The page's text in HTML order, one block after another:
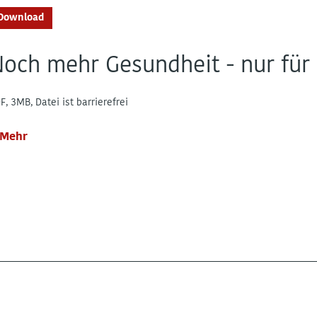
mehr Gesundheit - nur für
3MB, Datei ist barrierefrei
Mehr